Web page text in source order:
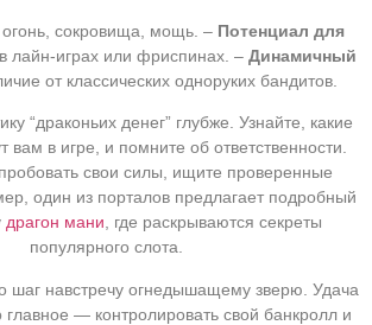
сокровища, мощь. – Потенциал для
в лайн-играх или фриспинах. – Динамичный
от классических одноруких бандитов.
“драконьих денег” глубже. Узнайте, какие
вам в игре, и помните об ответственности.
свои силы, ищите проверенные
один из порталов предлагает подробный
драгон мани, где раскрываются секреты
популярного слота.
шаг навстречу огнедышащему зверю. Удача
— контролировать свой банкролл и